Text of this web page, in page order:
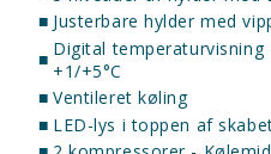
■ Justerbare hylder med
■ Digital
+1/+5°C
■ Ventileret køling
■ LED-lys i toppen af